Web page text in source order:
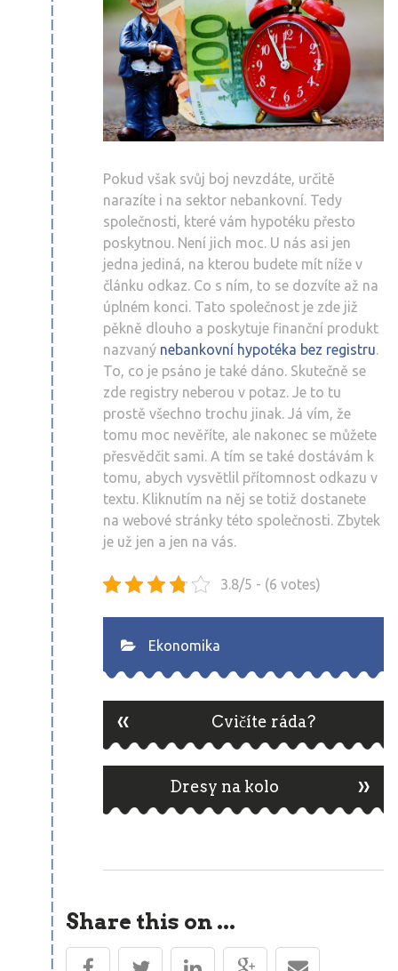
Pokud však svůj boj nevzdáte, určitě
narazíte i na sektor nebankovní. Tedy
společnosti, které vám hypotéku přesto
poskytnou. Není jich moc. U nás asi jen
jedna jediná, na kterou budete mít níže v
článku odkaz. Co s ním, to se dozvíte až na
úplném konci. Tato společnost je zde již
pěkně dlouho a poskytuje finanční produkt
nazvanýnebankovní hypotéka bez registru.
To, co je psáno je také dáno. Skutečně se
zde registry neberou v potaz. Je to tu
prostě všechno trochu jinak. Já vím, že
tomu moc nevěříte, ale nakonec se můžete
přesvědčit sami. A tím se také dostávám k
tomu, abych vysvětlil přítomnost odkazu v
textu. Kliknutím na něj se totiž dostanete
na webové stránky této společnosti. Zbytek
je už jen a jen na vás.
3.8/5 - (6 votes)
Ekonomika
Post
navigation
« Cvičíte ráda?
Dresy na kolo »
Share this on ...